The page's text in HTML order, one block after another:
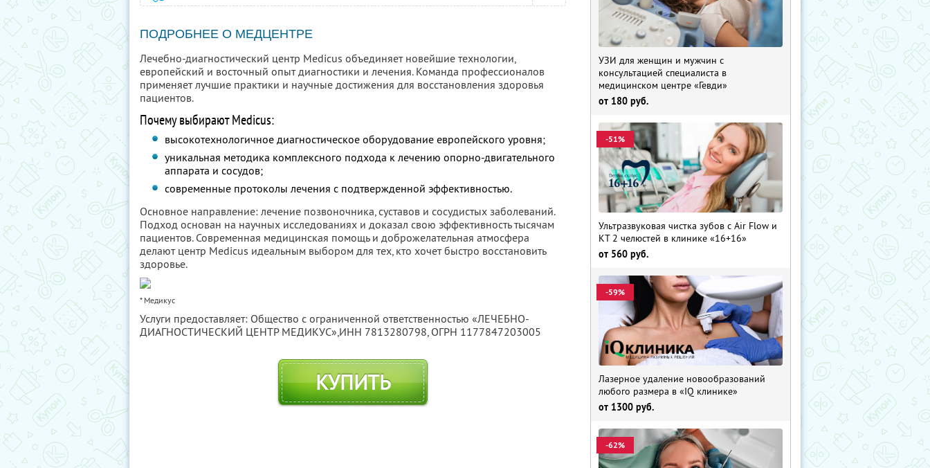
ПОДРОБНЕЕ О МЕДЦЕНТРЕ
Лечебно-диагностический центр Medicus объединяет новейшие технологии,
европейский и восточный опыт диагностики и лечения. Команда профессионалов
применяет лучшие практики и научные достижения для восстановления здоровья
пациентов.
Почему выбирают Medicus:
высокотехнологичное диагностическое оборудование европейского уровня;
уникальная методика комплексного подхода к лечению опорно-двигательного
аппарата и сосудов;
современные протоколы лечения с подтвержденной эффективностью.
Основное направление: лечение позвоночника, суставов и сосудистых заболеваний.
Подход основан на научных исследованиях и доказал свою эффективность тысячам
пациентов. Современная медицинская помощь и доброжелательная атмосфера
делают центр Medicus идеальным выбором для тех, кто хочет быстро восстановить
здоровье.
* Медикус
Услуги предоставляет: Общество с ограниченной ответственностью «ЛЕЧЕБНО-
ДИАГНОСТИЧЕСКИЙ ЦЕНТР МЕДИКУС»,ИНН 7813280798, ОГРН 1177847203005
КУПИТЬ
УЗИ для женщин и мужчин с
консультацией специалиста в
медицинском центре «Гевди»
от 180 руб.
-51%
Ультразвуковая чистка зубов с Air Flow и
КТ 2 челюстей в клинике «16+16»
от 560 руб.
-59%
Лазерное удаление новообразований
любого размера в «IQ клинике»
от 1300 руб.
-62%